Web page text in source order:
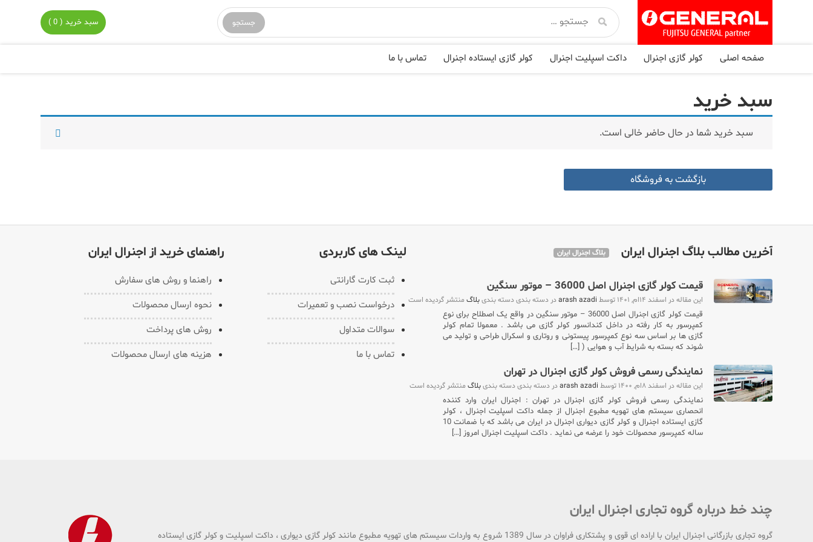
سبد خرید ( 0 )
صفحه اصلی کولر گازی اجنرال داکت اسپلیت اجنرال کولر گازی ایستاده اجنرال تماس با ما
سبد خرید
سبد خرید شما در حال حاضر خالی است.
بازگشت به فروشگاه
آخرین مطالب بلاگ اجنرال ایران بلاگ اجنرال ایران
قیمت کولر گازی اجنرال اصل 36000 – موتور سنگین
این مقاله در اسفند ۱۴ام, ۱۴۰۱ توسط arash azadiدر دسته بندی دسته بندیبلاگ منتشر گردیده است
قیمت کولر گازی اجنرال اصل 36000 – موتور سنگین در واقع یک اصطلاح برای نوع
کمپرسور به کار رفته در داخل کندانسور کولر گازی می باشد . معمولا تمام کولر
گازی ها بر اساس سه نوع کمپرسور پیستونی و روتاری و اسکرال طراحی و تولید می
شوند که بسته به شرایط آب و هوایی ( […]
نمایندگی رسمی فروش کولر گازی اجنرال در تهران
این مقاله در اسفند ۸ام, ۱۴۰۰ توسط arash azadiدر دسته بندی دسته بندیبلاگ منتشر گردیده است
نمایندگی رسمی فروش کولر گازی اجنرال در تهران : اجنرال ایران وارد کننده
انحصاری سیستم های تهویه مطبوع اجنرال از جمله داکت اسپلیت اجنرال ، کولر
گازی ایستاده اجنرال و کولر گازی دیواری اجنرال در ایران می باشد که با ضمانت 10
ساله کمپرسور محصولات خود را عرضه می نماید . داکت اسپلیت اجنرال امروز […]
لینک های کاربردی
ثبت کارت گارانتی
درخواست نصب و تعمیرات
سوالات متداول
تماس با ما
راهنمای خرید از اجنرال ایران
راهنما و روش های سفارش
نحوه ارسال محصولات
روش های پرداخت
هزینه های ارسال محصولات
چند خط درباره گروه تجاری اجنرال ایران
گروه تجاری بازرگانی اجنرال ایران با اراده ای قوی و پشتکاری فراوان در سال 1389 شروع به واردات سیستم های تهویه مطبوع مانند کولر گازی دیواری ، داکت اسپلیت و کولر گازی ایستاده